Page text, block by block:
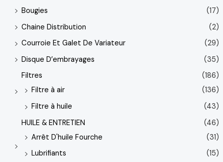
Bougies
(17)
Chaine Distribution
(2)
Courroie Et Galet De Variateur
(29)
Disque D’embrayages
(35)
Filtres
(186)
Filtre à air
(136)
Filtre à huile
(43)
HUILE & ENTRETIEN
(46)
Arrêt D'huile Fourche
(31)
Lubrifiants
(15)